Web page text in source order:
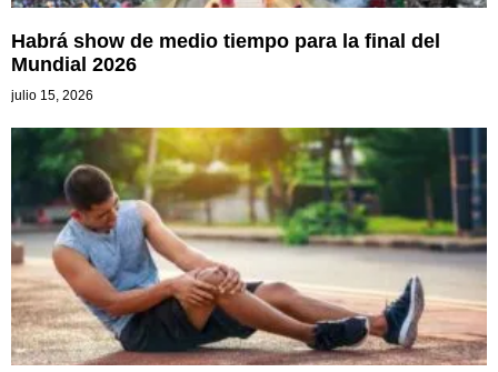
Habrá show de medio tiempo para la final del
Mundial 2026
julio 15, 2026